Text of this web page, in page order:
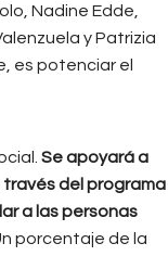
Nadine Edde,
y Patrizia
es potenciar el
Se apoyará a
través del programa
a las personas
porcentaje de la